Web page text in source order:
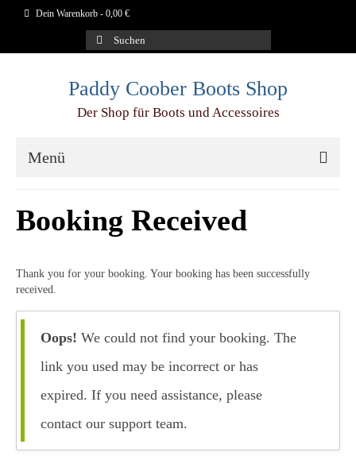
Dein Warenkorb - 0,00 €
Suchen
nach:
Paddy Coober Boots Shop
Der Shop für Boots und Accessoires
Menü
Aigle
Duckfeet
Giesswein Wool Knit
Giesswein Hausschuhe
Grünbein
Booking Received
Thank you for your booking. Your booking has been successfully
received.
Oops! We could not find your booking. The
link you used may be incorrect or has
expired. If you need assistance, please
contact our support team.